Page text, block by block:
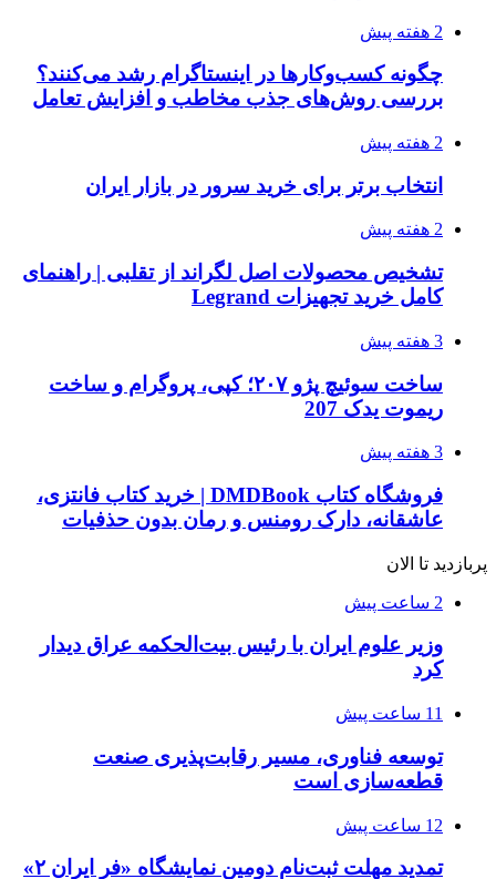
2 هفته پیش
چگونه کسب‌وکارها در اینستاگرام رشد می‌کنند؟
بررسی روش‌های جذب مخاطب و افزایش تعامل
2 هفته پیش
انتخاب برتر برای خرید سرور در بازار ایران
2 هفته پیش
تشخیص محصولات اصل لگراند از تقلبی | راهنمای
کامل خرید تجهیزات Legrand
3 هفته پیش
ساخت سوئیچ پژو ۲۰۷؛ کپی، پروگرام و ساخت
ریموت یدک 207
3 هفته پیش
فروشگاه کتاب DMDBook | خرید کتاب فانتزی،
عاشقانه، دارک رومنس و رمان بدون حذفیات
پربازدید تا الان
2 ساعت پیش
وزیر علوم ایران با رئیس بیت‌الحکمه عراق دیدار
کرد
11 ساعت پیش
توسعه فناوری، مسیر رقابت‌پذیری صنعت
قطعه‌سازی است
12 ساعت پیش
تمدید مهلت ثبت‌نام دومین نمایشگاه «فر ایران ۲»